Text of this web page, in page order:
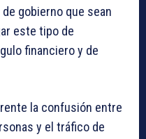
gobierno que sean
este tipo de
financiero y de
la confusión entre
y el tráfico de